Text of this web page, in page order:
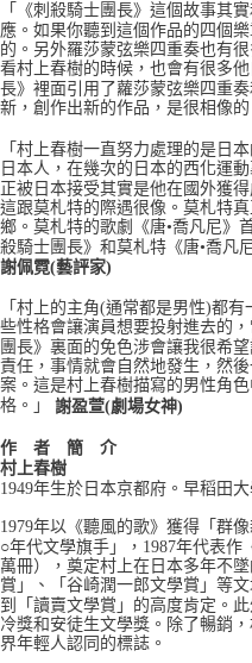
「《刺殺騎士團長》這個故事其
應。如果你聽到這個作品的四個
的。另外羅莎蒙弦樂四重奏也有
看村上春樹的時候，也會有很多
長》裡面引用了蘿莎蒙弦樂四重
新，創作出新的作品，是很相像的
「村上春樹一直努力處理的是日
日本人，在幾次的日本的西化運
正被日本接受其實是他在國外獲
這跟莫札特的際遇很像。莫札特
鄉。莫札特的歌劇《唐•喬凡尼》
殺騎士團長》和莫札特《唐•喬凡
謝佩霓(藝評家)
「村上的主角(通常都是男性)都
些性格會讓演員想要投射進去的
團長》裏面的免色涉會讓我很希
責任，事情就會自然地發生，然
案。這是村上春樹描寫的男性角
格。」
謝盈萱(劇場女神)
作 者 簡 介
村上春樹
1949年生於日本京都府。早稻田
1979年以《聽風的歌》獲得「群
○年代文學旗手」，1987年代表
萬冊），奠定村上在日本多年不
賞」、「谷崎潤一郎文學賞」等
到「讀賣文學賞」的高度肯定。
冷獎和安徒生文學獎。除了暢銷
界年輕人認同的標誌。